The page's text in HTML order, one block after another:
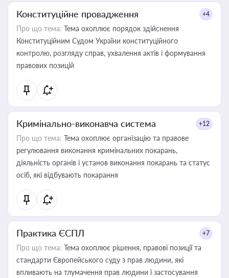
Конституційне провадження +4
Про що тема: Тема охоплює порядок здійснення
Конституційним Судом України конституційного
контролю, розгляду справ, ухвалення актів і формування
правових позицій
Кримінально-виконавча система +12
Про що тема: Тема охоплює організацію та правове
регулювання виконання кримінальних покарань,
діяльність органів і установ виконання покарань та статус
осіб, які відбувають покарання
Практика ЄСПЛ +7
Про що тема: Тема охоплює рішення, правові позиції та
стандарти Європейського суду з прав людини, які
впливають на тлумачення прав людини і застосування